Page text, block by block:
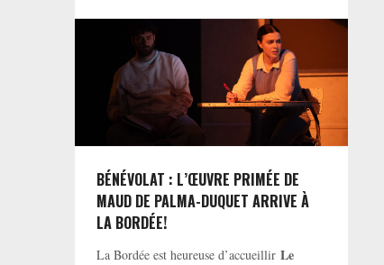
BÉNÉVOLAT : L’ŒUVRE PRIMÉE DE
MAUD DE PALMA-DUQUET ARRIVE À
LA BORDÉE!
La Bordée est heureuse d’accueillirLe